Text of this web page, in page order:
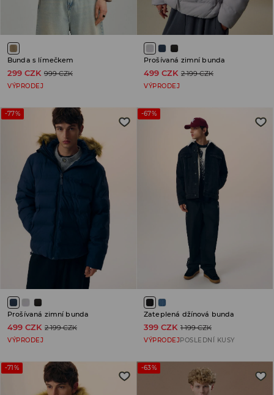
Bunda s límečkem
299 CZK 999 CZK
VÝPRODEJ
Prošívaná zimní bunda
499 CZK 2 199 CZK
VÝPRODEJ
-77%
Prošívaná zimní bunda
499 CZK 2 199 CZK
VÝPRODEJ
-67%
Zateplená džínová bunda
399 CZK 1 199 CZK
VÝPRODEJPOSLEDNÍ KUSY
-71% -63%